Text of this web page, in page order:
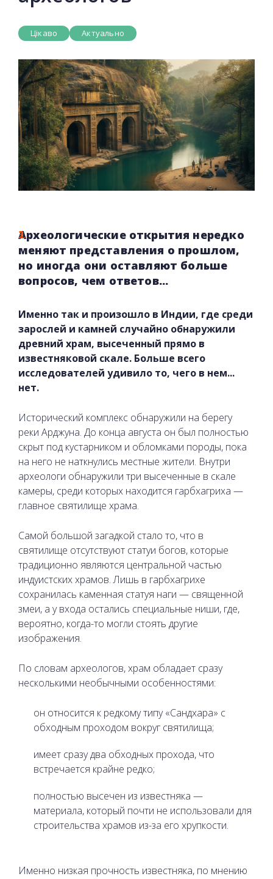
Цікаво Актуально
Археологические открытия нередко
меняют представления о прошлом,
но иногда они оставляют больше
вопросов, чем ответов...
Именно так и произошло в Индии, где среди
зарослей и камней случайно обнаружили
древний храм, высеченный прямо в
известняковой скале. Больше всего
исследователей удивило то, чего в нем...
нет.
Исторический комплекс обнаружили на берегу
реки Арджуна. До конца августа он был полностью
скрыт под кустарником и обломками породы, пока
на него не наткнулись местные жители. Внутри
археологи обнаружили три высеченные в скале
камеры, среди которых находится гарбхагриха —
главное святилище храма.
Самой большой загадкой стало то, что в
святилище отсутствуют статуи богов, которые
традиционно являются центральной частью
индуистских храмов. Лишь в гарбхагрихе
сохранилась каменная статуя наги — священной
змеи, а у входа остались специальные ниши, где,
вероятно, когда-то могли стоять другие
изображения.
По словам археологов, храм обладает сразу
несколькими необычными особенностями:
он относится к редкому типу «Сандхара» с
обходным проходом вокруг святилища;
имеет сразу два обходных прохода, что
встречается крайне редко;
полностью высечен из известняка —
материала, который почти не использовали для
строительства храмов из-за его хрупкости.
Именно низкая прочность известняка, по мнению